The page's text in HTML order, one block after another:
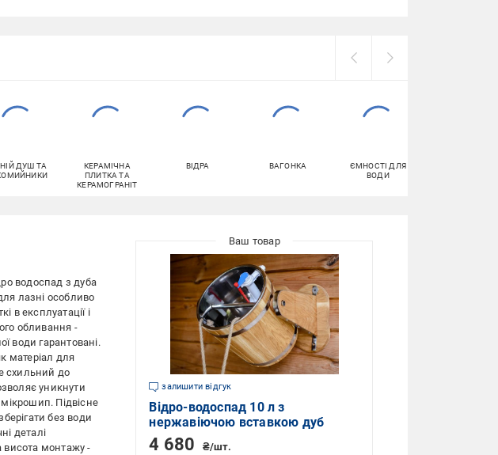
ДУШ ТА
КЕРАМІЧНА
ПЛИТКА ТА
КЕРАМОГРАНІТ
ВІДРА ВАГОНКА
ЄМНОСТІ ДЛЯ
ВОДИ
водоспад з дуба
лазні особливо
в експлуатації і
обливання -
води гарантовані.
матеріал для
схильний до
уникнути
Підвісне
без води
деталі
висота монтажу -
залишити відгук
Відро-водоспад 10 л з
нержавіючою вставкою дуб
4 680 ₴/шт.